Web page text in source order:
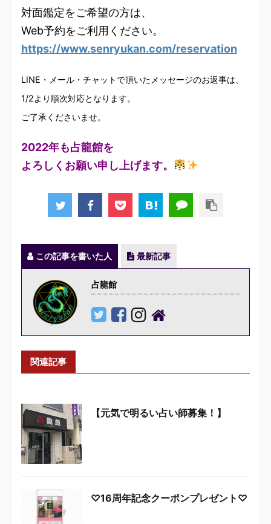
対面鑑定をご希望の方は、
Web予約をご利用ください。
https://www.senryukan.com/reservation
LINE・メール・チャットで頂いたメッセージのお返事は、
1/2より順次対応となります。
ご了承くださいませ。
2022年も占龍館を
よろしくお願い申し上げます。
この記事を書いた人 最新記事
占龍館
関連記事
【元気で明るい占い師募集！】
♡16周年記念クーポンプレゼント♡